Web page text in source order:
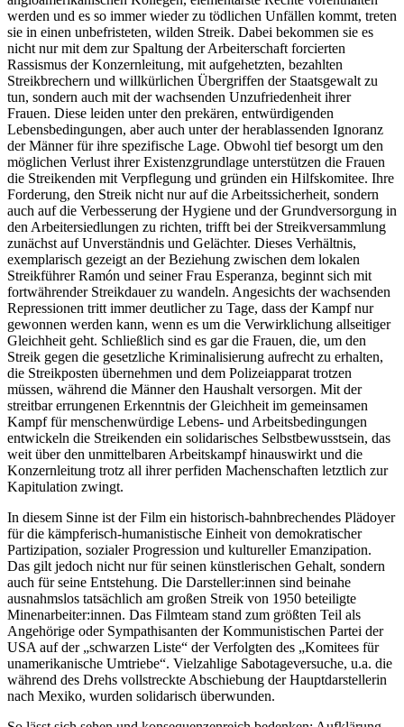
werden und es so immer wieder zu tödlichen Unfällen kommt, treten
sie in einen unbefristeten, wilden Streik. Dabei bekommen sie es
nicht nur mit dem zur Spaltung der Arbeiterschaft forcierten
Rassismus der Konzernleitung, mit aufgehetzten, bezahlten
Streikbrechern und willkürlichen Übergriffen der Staatsgewalt zu
tun, sondern auch mit der wachsenden Unzufriedenheit ihrer
Frauen. Diese leiden unter den prekären, entwürdigenden
Lebensbedingungen, aber auch unter der herablassenden Ignoranz
der Männer für ihre spezifische Lage. Obwohl tief besorgt um den
möglichen Verlust ihrer Existenzgrundlage unterstützen die Frauen
die Streikenden mit Verpflegung und gründen ein Hilfskomitee. Ihre
Forderung, den Streik nicht nur auf die Arbeitssicherheit, sondern
auch auf die Verbesserung der Hygiene und der Grundversorgung in
den Arbeitersiedlungen zu richten, trifft bei der Streikversammlung
zunächst auf Unverständnis und Gelächter. Dieses Verhältnis,
exemplarisch gezeigt an der Beziehung zwischen dem lokalen
Streikführer Ramón und seiner Frau Esperanza, beginnt sich mit
fortwährender Streikdauer zu wandeln. Angesichts der wachsenden
Repressionen tritt immer deutlicher zu Tage, dass der Kampf nur
gewonnen werden kann, wenn es um die Verwirklichung allseitiger
Gleichheit geht. Schließlich sind es gar die Frauen, die, um den
Streik gegen die gesetzliche Kriminalisierung aufrecht zu erhalten,
die Streikposten übernehmen und dem Polizeiapparat trotzen
müssen, während die Männer den Haushalt versorgen. Mit der
streitbar errungenen Erkenntnis der Gleichheit im gemeinsamen
Kampf für menschenwürdige Lebens- und Arbeitsbedingungen
entwickeln die Streikenden ein solidarisches Selbstbewusstsein, das
weit über den unmittelbaren Arbeitskampf hinauswirkt und die
Konzernleitung trotz all ihrer perfiden Machenschaften letztlich zur
Kapitulation zwingt.
In diesem Sinne ist der Film ein historisch-bahnbrechendes Plädoyer
für die kämpferisch-humanistische Einheit von demokratischer
Partizipation, sozialer Progression und kultureller Emanzipation.
Das gilt jedoch nicht nur für seinen künstlerischen Gehalt, sondern
auch für seine Entstehung. Die Darsteller:innen sind beinahe
ausnahmslos tatsächlich am großen Streik von 1950 beteiligte
Minenarbeiter:innen. Das Filmteam stand zum größten Teil als
Angehörige oder Sympathisanten der Kommunistischen Partei der
USA auf der „schwarzen Liste“ der Verfolgten des „Komitees für
unamerikanische Umtriebe“. Vielzahlige Sabotageversuche, u.a. die
während des Drehs vollstreckte Abschiebung der Hauptdarstellerin
nach Mexiko, wurden solidarisch überwunden.